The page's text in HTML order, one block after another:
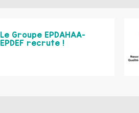
Le Groupe EPDAHAA-
EPDEF recrute !